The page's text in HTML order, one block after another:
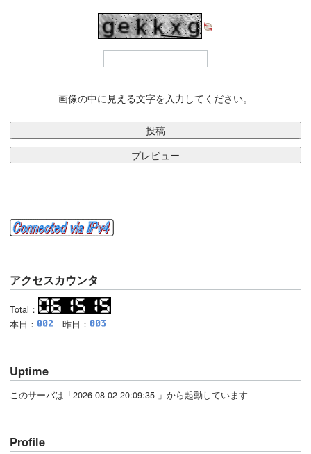
画像の中に見える文字を入力してください。
アクセスカウンタ
Total：
本日：
昨日：
Uptime
このサーバは「2026-08-02 20:09:35 」から起動しています
Profile